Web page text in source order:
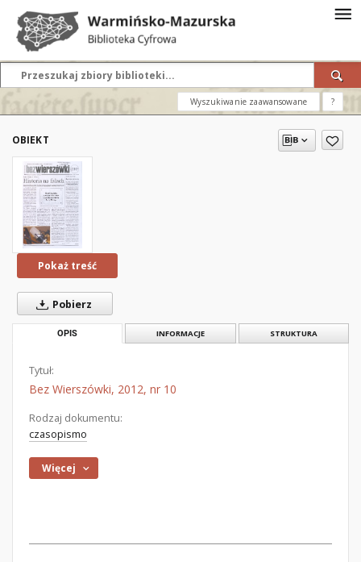
Wyszukiwanie zaawansowane ?
OBIEKT
Pokaż treść
Pobierz
OPIS INFORMACJE STRUKTURA
Tytuł:
Bez Wierszówki, 2012, nr 10
Rodzaj dokumentu:
czasopismo
Więcej